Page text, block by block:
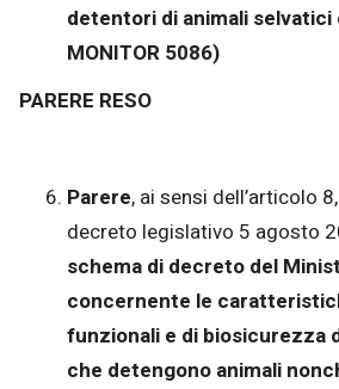
detentori di animali
MONITOR 5086)
PARERE RESO
Parere, ai sensi dell’articolo
decreto legislativo 5 agosto
schema di decreto del
concernente le
funzionali e di biosicurezza
che detengono animali